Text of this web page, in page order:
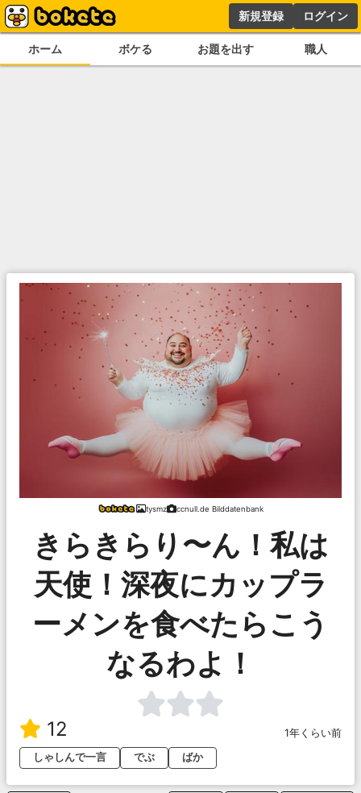
新規登録 ログイン
ホーム ボケる お題を出す 職人
tysmz ccnull.de Bilddatenbank
きらきらり〜ん！私は
天使！深夜にカップラ
ーメンを食べたらこう
なるわよ！
12
1年くらい前
しゃしんで一言
でぶ ばか